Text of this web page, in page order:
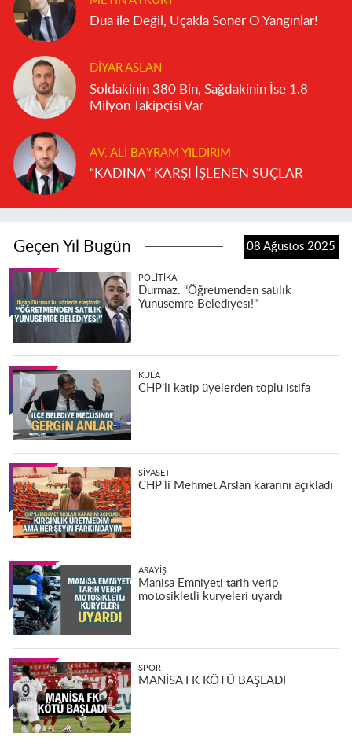
Dua ile Değil, Uçakla Söner O Yangınlar!
DIYAR ASLAN
Soldakinin 380 Bin, Sağdakinin İse 1.8
Milyon Takipçisi Var
AV. ALI BAYRAM YILDIRIM
“KADINA” KARŞI İŞLENEN SUÇLAR
Geçen Yıl Bugün 08 Ağustos 2025
POLITIKA
Durmaz: “Öğretmenden satılık
Yunusemre Belediyesi!”
KULA
CHP’li katip üyelerden toplu istifa
SIYASET
CHP'li Mehmet Arslan kararını açıkladı
ASAYIŞ
Manisa Emniyeti tarih verip
motosikletli kuryeleri uyardı
SPOR
MANİSA FK KÖTÜ BAŞLADI